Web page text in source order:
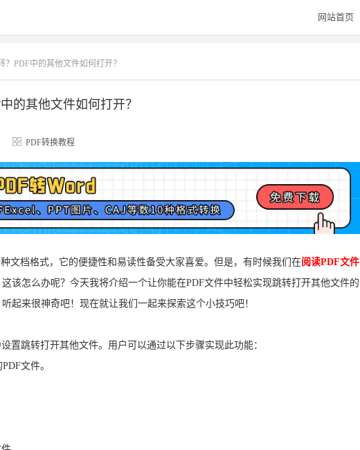
网站首页
？PDF中的其他文件如何打开？
的其他文件如何打开？
PDF转换教程
文档格式，它的便捷性和易读性备受大家喜爱。但是，有时候我们在阅读PDF文件
该怎么办呢？今天我将介绍一个让你能在PDF文件中轻松实现跳转打开其他文件的
起来很神奇吧！现在就让我们一起来探索这个小技巧吧！
置跳转打开其他文件。用户可以通过以下步骤实现此功能：
文件。